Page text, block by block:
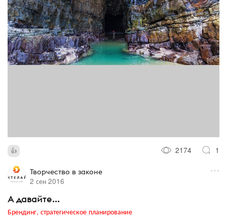
2174 1
Творчество в законе
2 сен 2016
А давайте...
Брендинг, стратегическое планирование